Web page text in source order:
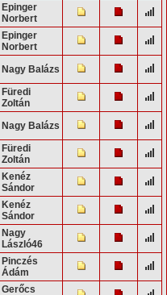
Epinger
Norbert
Epinger
Norbert
Nagy Balázs
Füredi
Zoltán
Nagy Balázs
Füredi
Zoltán
Kenéz
Sándor
Kenéz
Sándor
Nagy
László46
Pinczés
Ádám
Gerőcs